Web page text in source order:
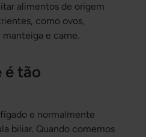
alimentos de origem
como ovos,
e carne.
é tão
e normalmente
biliar. Quando comemos